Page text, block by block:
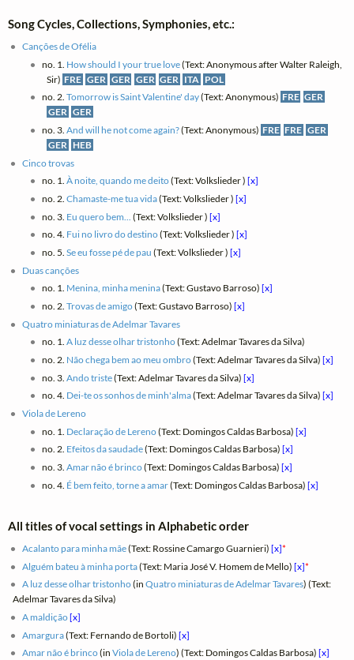
Song Cycles, Collections, Symphonies, etc.:
Canções de Ofélia
no. 1. How should I your true love(Text: Anonymous after Walter Raleigh,
Sir) FRE GER GER GER GER ITA POL
no. 2. Tomorrow is Saint Valentine' day(Text: Anonymous) FRE GER
GER GER
no. 3. And will he not come again?(Text: Anonymous) FRE FRE GER
GER HEB
Cinco trovas
no. 1. À noite, quando me deito(Text: Volkslieder ) [x]
no. 2. Chamaste-me tua vida(Text: Volkslieder ) [x]
no. 3. Eu quero bem... (Text: Volkslieder ) [x]
no. 4. Fui no livro do destino(Text: Volkslieder ) [x]
no. 5. Se eu fosse pé de pau (Text: Volkslieder ) [x]
Duas canções
no. 1. Menina, minha menina(Text: Gustavo Barroso) [x]
no. 2. Trovas de amigo(Text: Gustavo Barroso) [x]
Quatro miniaturas de Adelmar Tavares
no. 1. A luz desse olhar tristonho(Text: Adelmar Tavares da Silva)
no. 2. Não chega bem ao meu ombro(Text: Adelmar Tavares da Silva) [x]
no. 3. Ando triste(Text: Adelmar Tavares da Silva) [x]
no. 4. Dei-te os sonhos de minh'alma(Text: Adelmar Tavares da Silva) [x]
Viola de Lereno
no. 1. Declaração de Lereno(Text: Domingos Caldas Barbosa) [x]
no. 2. Efeitos da saudade(Text: Domingos Caldas Barbosa) [x]
no. 3. Amar não é brinco(Text: Domingos Caldas Barbosa) [x]
no. 4. É bem feito, torne a amar(Text: Domingos Caldas Barbosa) [x]
All titles of vocal settings in Alphabetic order
Acalanto para minha mãe(Text: Rossine Camargo Guarnieri)[x]*
Alguém bateu à minha porta(Text: Maria José V. Homem de Mello)[x]*
A luz desse olhar tristonho(inQuatro miniaturas de Adelmar Tavares) (Text:
Adelmar Tavares da Silva)
A maldição[x]
Amargura(Text: Fernando de Bortoli)[x]
Amar não é brinco(inViola de Lereno) (Text: Domingos Caldas Barbosa)[x]